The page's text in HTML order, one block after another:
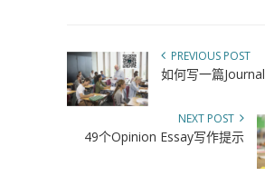
PREVIOUS POST
如何写一篇Journal
NEXT POST
49个Opinion Essay写作提示